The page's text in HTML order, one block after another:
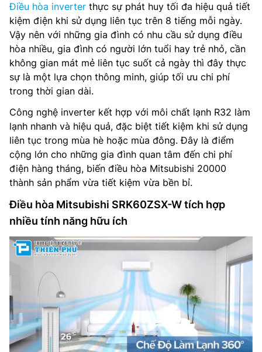
Điều hòa inverter thực sự phát huy tối đa hiệu quả tiết
kiệm điện khi sử dụng liên tục trên 8 tiếng mỗi ngày.
Vậy nên với những gia đình có nhu cầu sử dụng điều
hòa nhiều, gia đình có người lớn tuổi hay trẻ nhỏ, cần
không gian mát mẻ liên tục suốt cả ngày thì đây thực
sự là một lựa chọn thông minh, giúp tối ưu chi phí
trong thời gian dài.
Công nghệ inverter kết hợp với môi chất lạnh R32 làm
lạnh nhanh và hiệu quả, đặc biệt tiết kiệm khi sử dụng
liên tục trong mùa hè hoặc mùa đông. Đây là điểm
cộng lớn cho những gia đình quan tâm đến chi phí
điện hàng tháng, biến điều hòa Mitsubishi 20000
thành sản phẩm vừa tiết kiệm vừa bền bỉ.
Điều hòa Mitsubishi SRK60ZSX-W tích hợp
nhiều tính năng hữu ích